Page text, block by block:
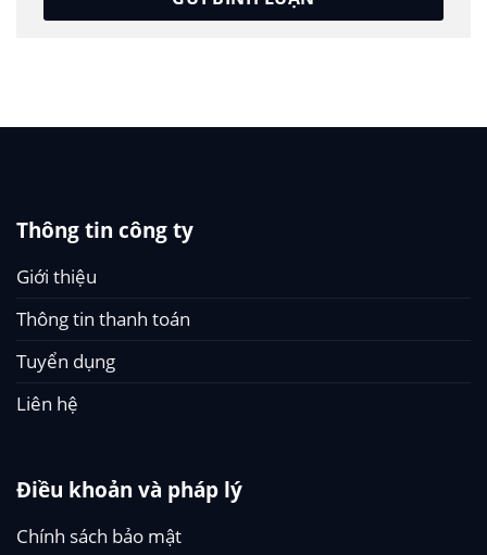
Thông tin công ty
Giới thiệu
Thông tin thanh toán
Tuyển dụng
Liên hệ
Điều khoản và pháp lý
Chính sách bảo mật